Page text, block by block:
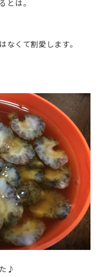
とは。
なくて割愛します。
♪